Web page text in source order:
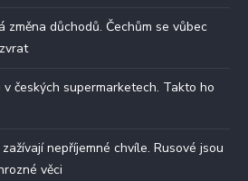
změna důchodů. Čechům se vůbec
českých supermarketech. Takto ho
nepříjemné chvíle. Rusové jsou
věci